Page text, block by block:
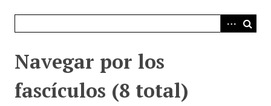
Navegar por los
fascículos (8 total)